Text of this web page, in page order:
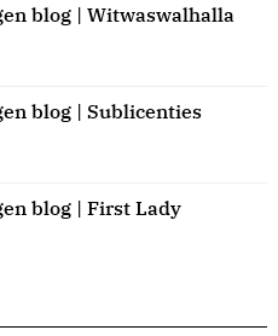
blog | Witwaswalhalla
blog | Sublicenties
blog | First Lady